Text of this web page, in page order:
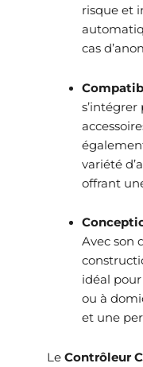
risque et
cas
variété
offrant
Avec son
idéal
ou à
et une
Le Contrôleur